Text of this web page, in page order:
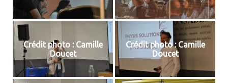
Crédit photo : Camille
Doucet
Crédit photo : Camille
Doucet